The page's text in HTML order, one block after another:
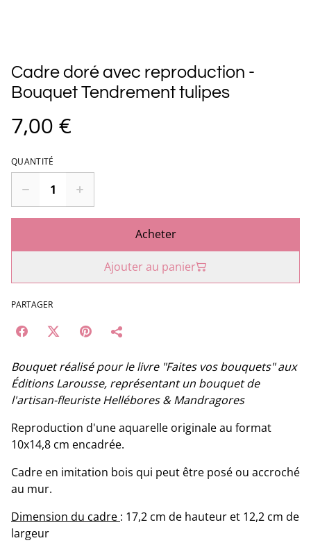
Cadre doré avec reproduction -
Bouquet Tendrement tulipes
7,00 €
QUANTITÉ
Acheter
Ajouter au panier
PARTAGER
Bouquet réalisé pour le livre "Faites vos bouquets" aux
Éditions Larousse, représentant un bouquet de
l'artisan-fleuriste Hellébores & Mandragores
Reproduction d'une aquarelle originale au format
10x14,8 cm encadrée.
Cadre en imitation bois qui peut être posé ou accroché
au mur.
Dimension du cadre : 17,2 cm de hauteur et 12,2 cm de
largeur